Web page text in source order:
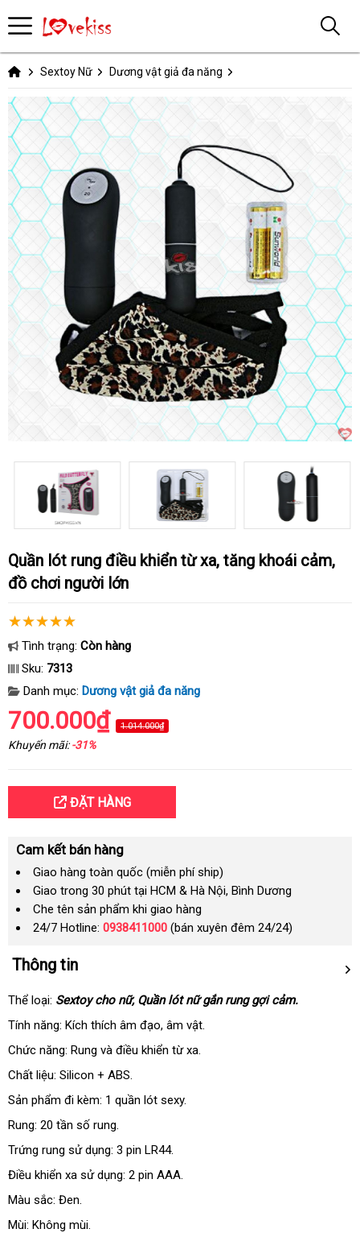
Sextoy Nữ Dương vật giả đa năng
Quần lót rung điều khiển từ xa, tăng khoái cảm,
đồ chơi người lớn
Tình trạng: Còn hàng
Sku: 7313
Danh mục: Dương vật giả đa năng
700.000₫ 1.014.000₫
Khuyến mãi:-31%
ĐẶT HÀNG
Cam kết bán hàng
Giao hàng toàn quốc (miễn phí ship)
Giao trong 30 phút tại HCM & Hà Nội, Bình Dương
Che tên sản phẩm khi giao hàng
24/7 Hotline: 0938411000 (bán xuyên đêm 24/24)
Thông tin
Thể loại: Sextoycho nữthương
hiệu
, Quần lót nữ gắn rung gợi cảm.
Tính năng: Kích thích âm đạovệ
sinh
, âm vật.
Chức năng: Rung sửa
chữa
và điều khiển từ xa.
Chất liệu: Silicon + ABS.
Sản phẩm đi kèm: 1 quần lót sexy.
Rung: 20 tần số rung.
Trứng rung sử dụng: 3 pin LR44.
Điều khiển xa sử dụng: 2 pin AAA.
Màu sắc: Đen.
Mùi: Không mùi.